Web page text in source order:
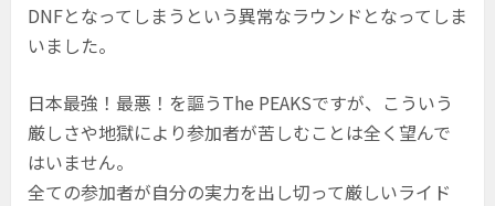
DNFとなってしまうという異常なラウンドとなってしま
いました。
日本最強！最悪！を謳うThe PEAKSですが、こういう
厳しさや地獄により参加者が苦しむことは全く望んで
はいません。
全ての参加者が自分の実力を出し切って厳しいライド